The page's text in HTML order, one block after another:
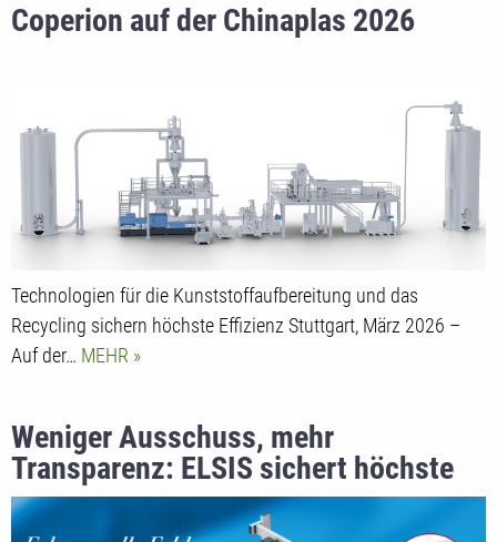
Coperion auf der Chinaplas 2026
Technologien für die Kunststoffaufbereitung und das
Recycling sichern höchste Effizienz Stuttgart, März 2026 –
Auf der… MEHR
Weniger Ausschuss, mehr
Transparenz: ELSIS sichert höchste
Produktqualität